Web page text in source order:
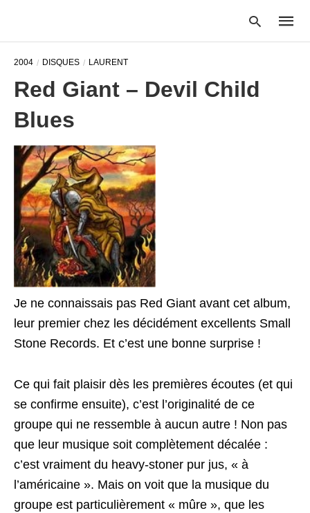
2004 DISQUES LAURENT
Red Giant – Devil Child
Blues
Je ne connaissais pas Red Giant avant cet album,
leur premier chez les décidément excellents Small
Stone Records. Et c’est une bonne surprise !
Ce qui fait plaisir dès les premières écoutes (et qui
se confirme ensuite), c’est l’originalité de ce
groupe qui ne ressemble à aucun autre ! Non pas
que leur musique soit complètement décalée :
c’est vraiment du heavy-stoner pur jus, « à
l’américaine ». Mais on voit que la musique du
groupe est particulièrement « mûre », que les